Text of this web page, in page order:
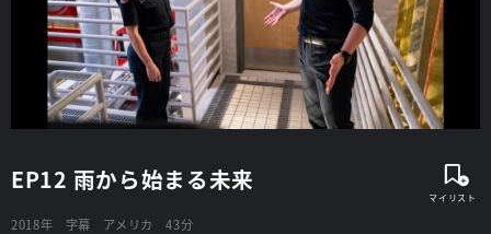
EP12 雨から始まる未来
2018年 字幕 アメリカ 43分